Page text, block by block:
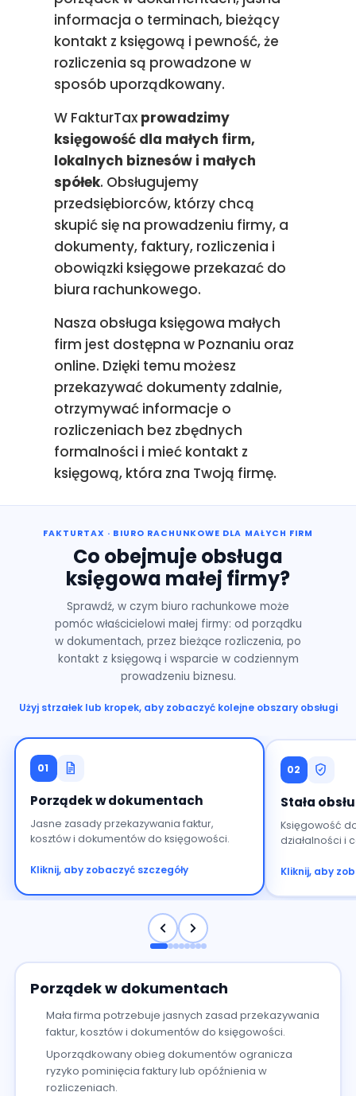
informacja o terminach, bieżący
kontakt z księgową i pewność, że
rozliczenia są prowadzone w
sposób uporządkowany.
W FakturTax prowadzimy
księgowość dla małych firm,
lokalnych biznesów i małych
spółek. Obsługujemy
przedsiębiorców, którzy chcą
skupić się na prowadzeniu firmy, a
dokumenty, faktury, rozliczenia i
obowiązki księgowe przekazać do
biura rachunkowego.
Nasza obsługa księgowa małych
firm jest dostępna w Poznaniu oraz
online. Dzięki temu możesz
przekazywać dokumenty zdalnie,
otrzymywać informacje o
rozliczeniach bez zbędnych
formalności i mieć kontakt z
księgową, która zna Twoją firmę.
FAKTURTAX · BIURO RACHUNKOWE DLA MAŁYCH FIRM
Co obejmuje obsługa
księgowa małej firmy?
Sprawdź, w czym biuro rachunkowe może
pomóc właścicielowi małej firmy: od porządku
w dokumentach, przez bieżące rozliczenia, po
kontakt z księgową i wsparcie w codziennym
prowadzeniu biznesu.
Użyj strzałek lub kropek, aby zobaczyć kolejne obszary obsługi
01
Porządek w dokumentach
Jasne zasady przekazywania faktur,
kosztów i dokumentów do księgowości.
Kliknij, aby zobaczyć szczegóły
02
Stała
Księgowość
działalności i
Kliknij, aby
Porządek w dokumentach
Mała firma potrzebuje jasnych zasad przekazywania
faktur, kosztów i dokumentów do księgowości.
Uporządkowany obieg dokumentów ogranicza
ryzyko pominięcia faktury lub opóźnienia w
rozliczeniach.